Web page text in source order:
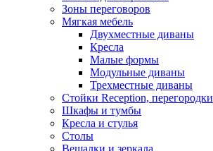
Зоны переговоров
Мягкая мебель
Двухместные диваны
Кресла
Малые формы
Модульные диваны
Трехместные диваны
Стойки Reception, перегородки
Шкафы и тумбы
Кресла и стулья
Столы
Вешалки и зеркала